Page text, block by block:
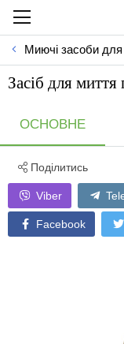
Миючі засоби
Засіб для
ОСНОВНЕ
Поділитись
Viber
Facebook